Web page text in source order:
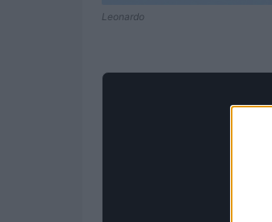
Leonardo